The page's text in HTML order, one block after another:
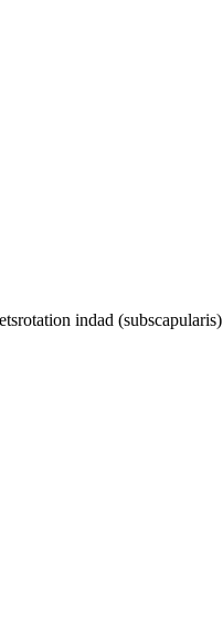
indad (subscapularis)